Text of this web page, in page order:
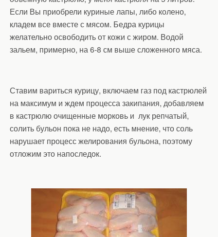
Если Вы приобрели куриные лапы, либо колено,
кладем все вместе с мясом. Бедра курицы
желательно освободить от кожи с жиром. Водой
зальем, примерно, на 6-8 см выше сложенного мяса.
Ставим вариться курицу, включаем газ под кастрюлей
на максимум и ждем процесса закипания, добавляем
в кастрюлю очищенные морковь и лук репчатый,
солить бульон пока не надо, есть мнение, что соль
нарушает процесс желирования бульона, поэтому
отложим это напоследок.